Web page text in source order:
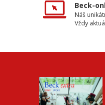
Beck-
Náš
Vždy